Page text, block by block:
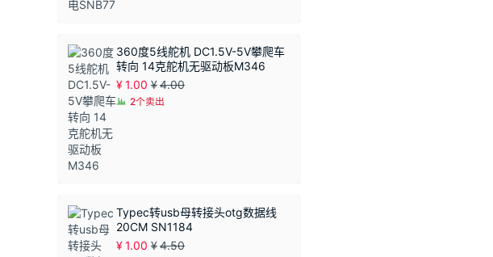
360度5线舵机 DC1.5V-5V攀爬车
转向 14克舵机无驱动板M346
¥1.00 ¥4.00
2个卖出
Typec转usb母转接头otg数据线
20CM SN1184
¥1.00 ¥4.50